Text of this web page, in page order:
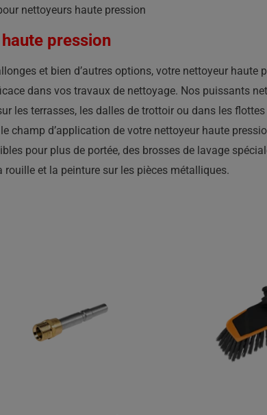
nettoyeurs haute pression
pression
et bien d’autres options, votre nettoyeur
dans vos travaux de nettoyage. Nos puissants
les terrasses, les dalles de trottoir ou dans les
champ d’application de votre nettoyeur haute
pour plus de portée, des brosses de lavage
et la peinture sur les pièces métalliques.